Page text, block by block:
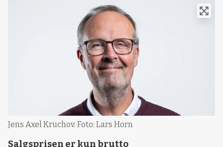
Jens Axel Kruchov. Foto: Lars Horn
Salgsprisen er kun brutto